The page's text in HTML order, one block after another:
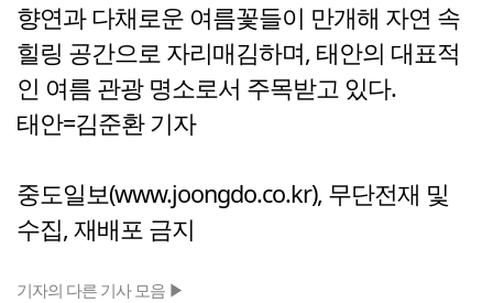
향연과 다채로운 여름꽃들이 만개해 자연 속
힐링 공간으로 자리매김하며, 태안의 대표적
인 여름 관광 명소로서 주목받고 있다.
태안=김준환 기자
중도일보(www.joongdo.co.kr), 무단전재 및
수집, 재배포 금지
기자의 다른 기사 모음 ▶